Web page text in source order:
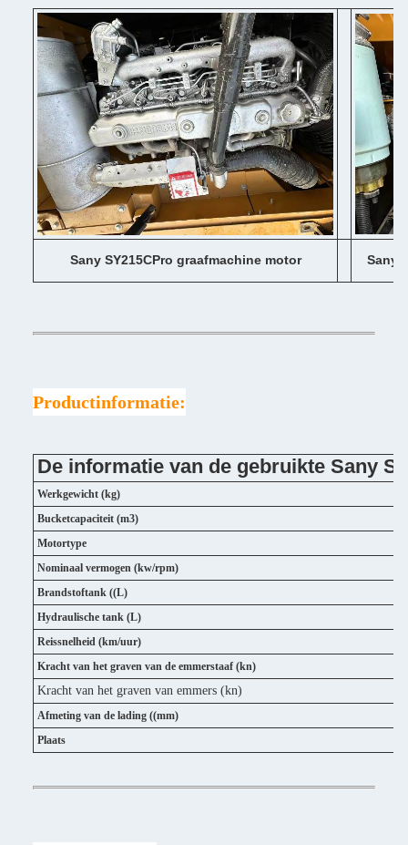
Sany SY215CPro graafmachine motor Sany
Productinformatie:
De informatie van de gebruikte Sany
Werkgewicht (kg)
Bucketcapaciteit (m3)
Motortype
Nominaal vermogen (kw/rpm)
Brandstoftank ((L)
Hydraulische tank (L)
Reissnelheid (km/uur)
Kracht van het graven van de emmerstaaf (kn)
Kracht van het graven van emmers (kn)
Afmeting van de lading ((mm)
Plaats